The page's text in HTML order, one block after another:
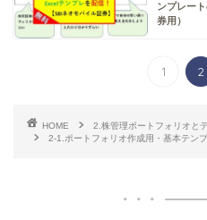
ンプレー
券用）
1 2
HOME
2.株管理ポートフォリオと
2-1.ポートフォリオ作成用・基本テン